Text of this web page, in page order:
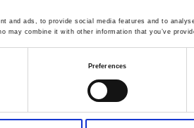
and ads, to provide social media features and to
may combine it with other information that you’ve
Preferences